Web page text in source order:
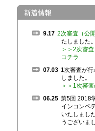
9.17 2次審査（公
たしました。
＞＞2次審
コチラ
07.03 1次審査が
しました。
＞＞1次審
06.25 第5回 2018
インコンペ
いたしまし
うございま